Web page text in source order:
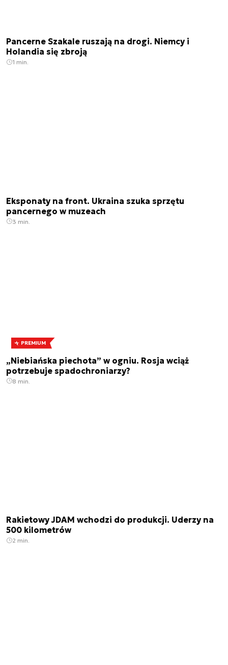
Pancerne Szakale ruszają na drogi. Niemcy i
Holandia się zbroją
1 min.
Eksponaty na front. Ukraina szuka sprzętu
pancernego w muzeach
3 min.
PREMIUM
„Niebiańska piechota” w ogniu. Rosja wciąż
potrzebuje spadochroniarzy?
8 min.
Rakietowy JDAM wchodzi do produkcji. Uderzy na
500 kilometrów
2 min.